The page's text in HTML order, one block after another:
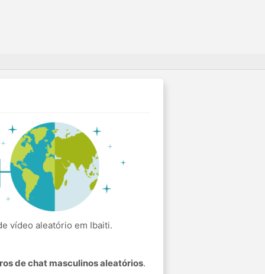
vídeo aleatório em Ibaiti.
de chat masculinos aleatórios.